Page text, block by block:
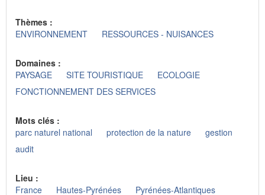
Thèmes :
ENVIRONNEMENT
RESSOURCES - NUISANCES
Domaines :
PAYSAGE
SITE TOURISTIQUE
ECOLOGIE
FONCTIONNEMENT DES SERVICES
Mots clés :
parc naturel national
protection de la nature
gestion
audit
Lieu :
France
Hautes-Pyrénées
Pyrénées-Atlantiques